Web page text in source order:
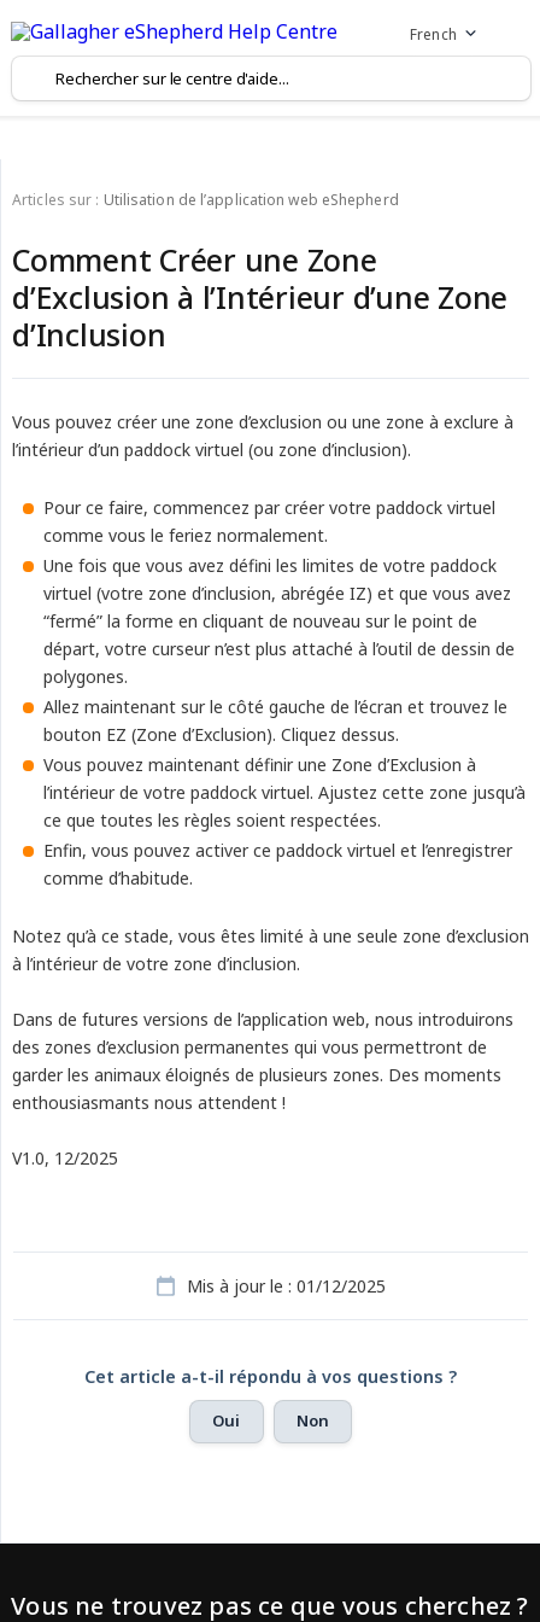
French
Articles sur : Utilisation de l’application web eShepherd
Comment Créer une Zone
d’Exclusion à l’Intérieur d’une Zone
d’Inclusion
Vous pouvez créer une zone d’exclusion ou une zone à exclure à
l’intérieur d’un paddock virtuel (ou zone d’inclusion).
Pour ce faire, commencez par créer votre paddock virtuel
comme vous le feriez normalement.
Une fois que vous avez défini les limites de votre paddock
virtuel (votre zone d’inclusion, abrégée IZ) et que vous avez
“fermé” la forme en cliquant de nouveau sur le point de
départ, votre curseur n’est plus attaché à l’outil de dessin de
polygones.
Allez maintenant sur le côté gauche de l’écran et trouvez le
bouton EZ (Zone d’Exclusion). Cliquez dessus.
Vous pouvez maintenant définir une Zone d’Exclusion à
l’intérieur de votre paddock virtuel. Ajustez cette zone jusqu’à
ce que toutes les règles soient respectées.
Enfin, vous pouvez activer ce paddock virtuel et l’enregistrer
comme d’habitude.
Notez qu’à ce stade, vous êtes limité à une seule zone d’exclusion
à l’intérieur de votre zone d’inclusion.
Dans de futures versions de l’application web, nous introduirons
des zones d’exclusion permanentes qui vous permettront de
garder les animaux éloignés de plusieurs zones. Des moments
enthousiasmants nous attendent !
V1.0, 12/2025
Mis à jour le : 01/12/2025
Cet article a-t-il répondu à vos questions ?
Oui Non
Vous ne trouvez pas ce que vous cherchez ?